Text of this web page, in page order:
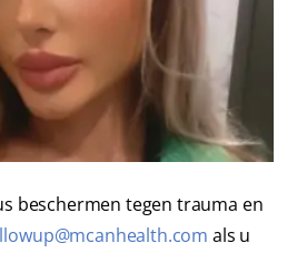
beschermen tegen trauma en
als u